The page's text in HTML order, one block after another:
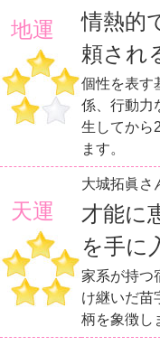
地運
情熱的
頼され
個性を表す
係、行動力
生してから
ます。
天運
大城拓眞さ
才能に
を手に
家系が持つ
け継いだ苗
柄を象徴し